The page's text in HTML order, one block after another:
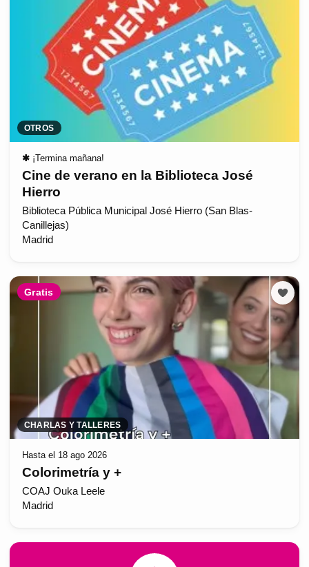
OTROS
✱ ¡Termina mañana!
Cine de verano en la Biblioteca José
Hierro
Biblioteca Pública Municipal José Hierro (San Blas-
Canillejas)
Madrid
Gratis
CHARLAS Y TALLERES
Hasta el 18 ago 2026
Colorimetría y +
COAJ Ouka Leele
Madrid